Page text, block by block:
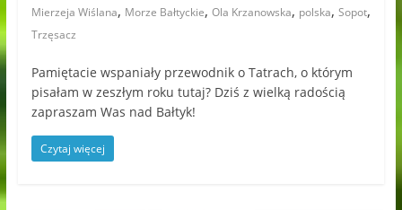
Mierzeja Wiślana, Morze Bałtyckie, Ola Krzanowska, polska, Sopot,
Trzęsacz
Pamiętacie wspaniały przewodnik o Tatrach, o którym
pisałam w zeszłym roku tutaj? Dziś z wielką radością
zapraszam Was nad Bałtyk!
Czytaj więcej